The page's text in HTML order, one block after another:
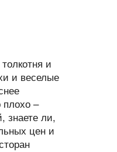
и
и веселые
–
знаете ли,
цен и